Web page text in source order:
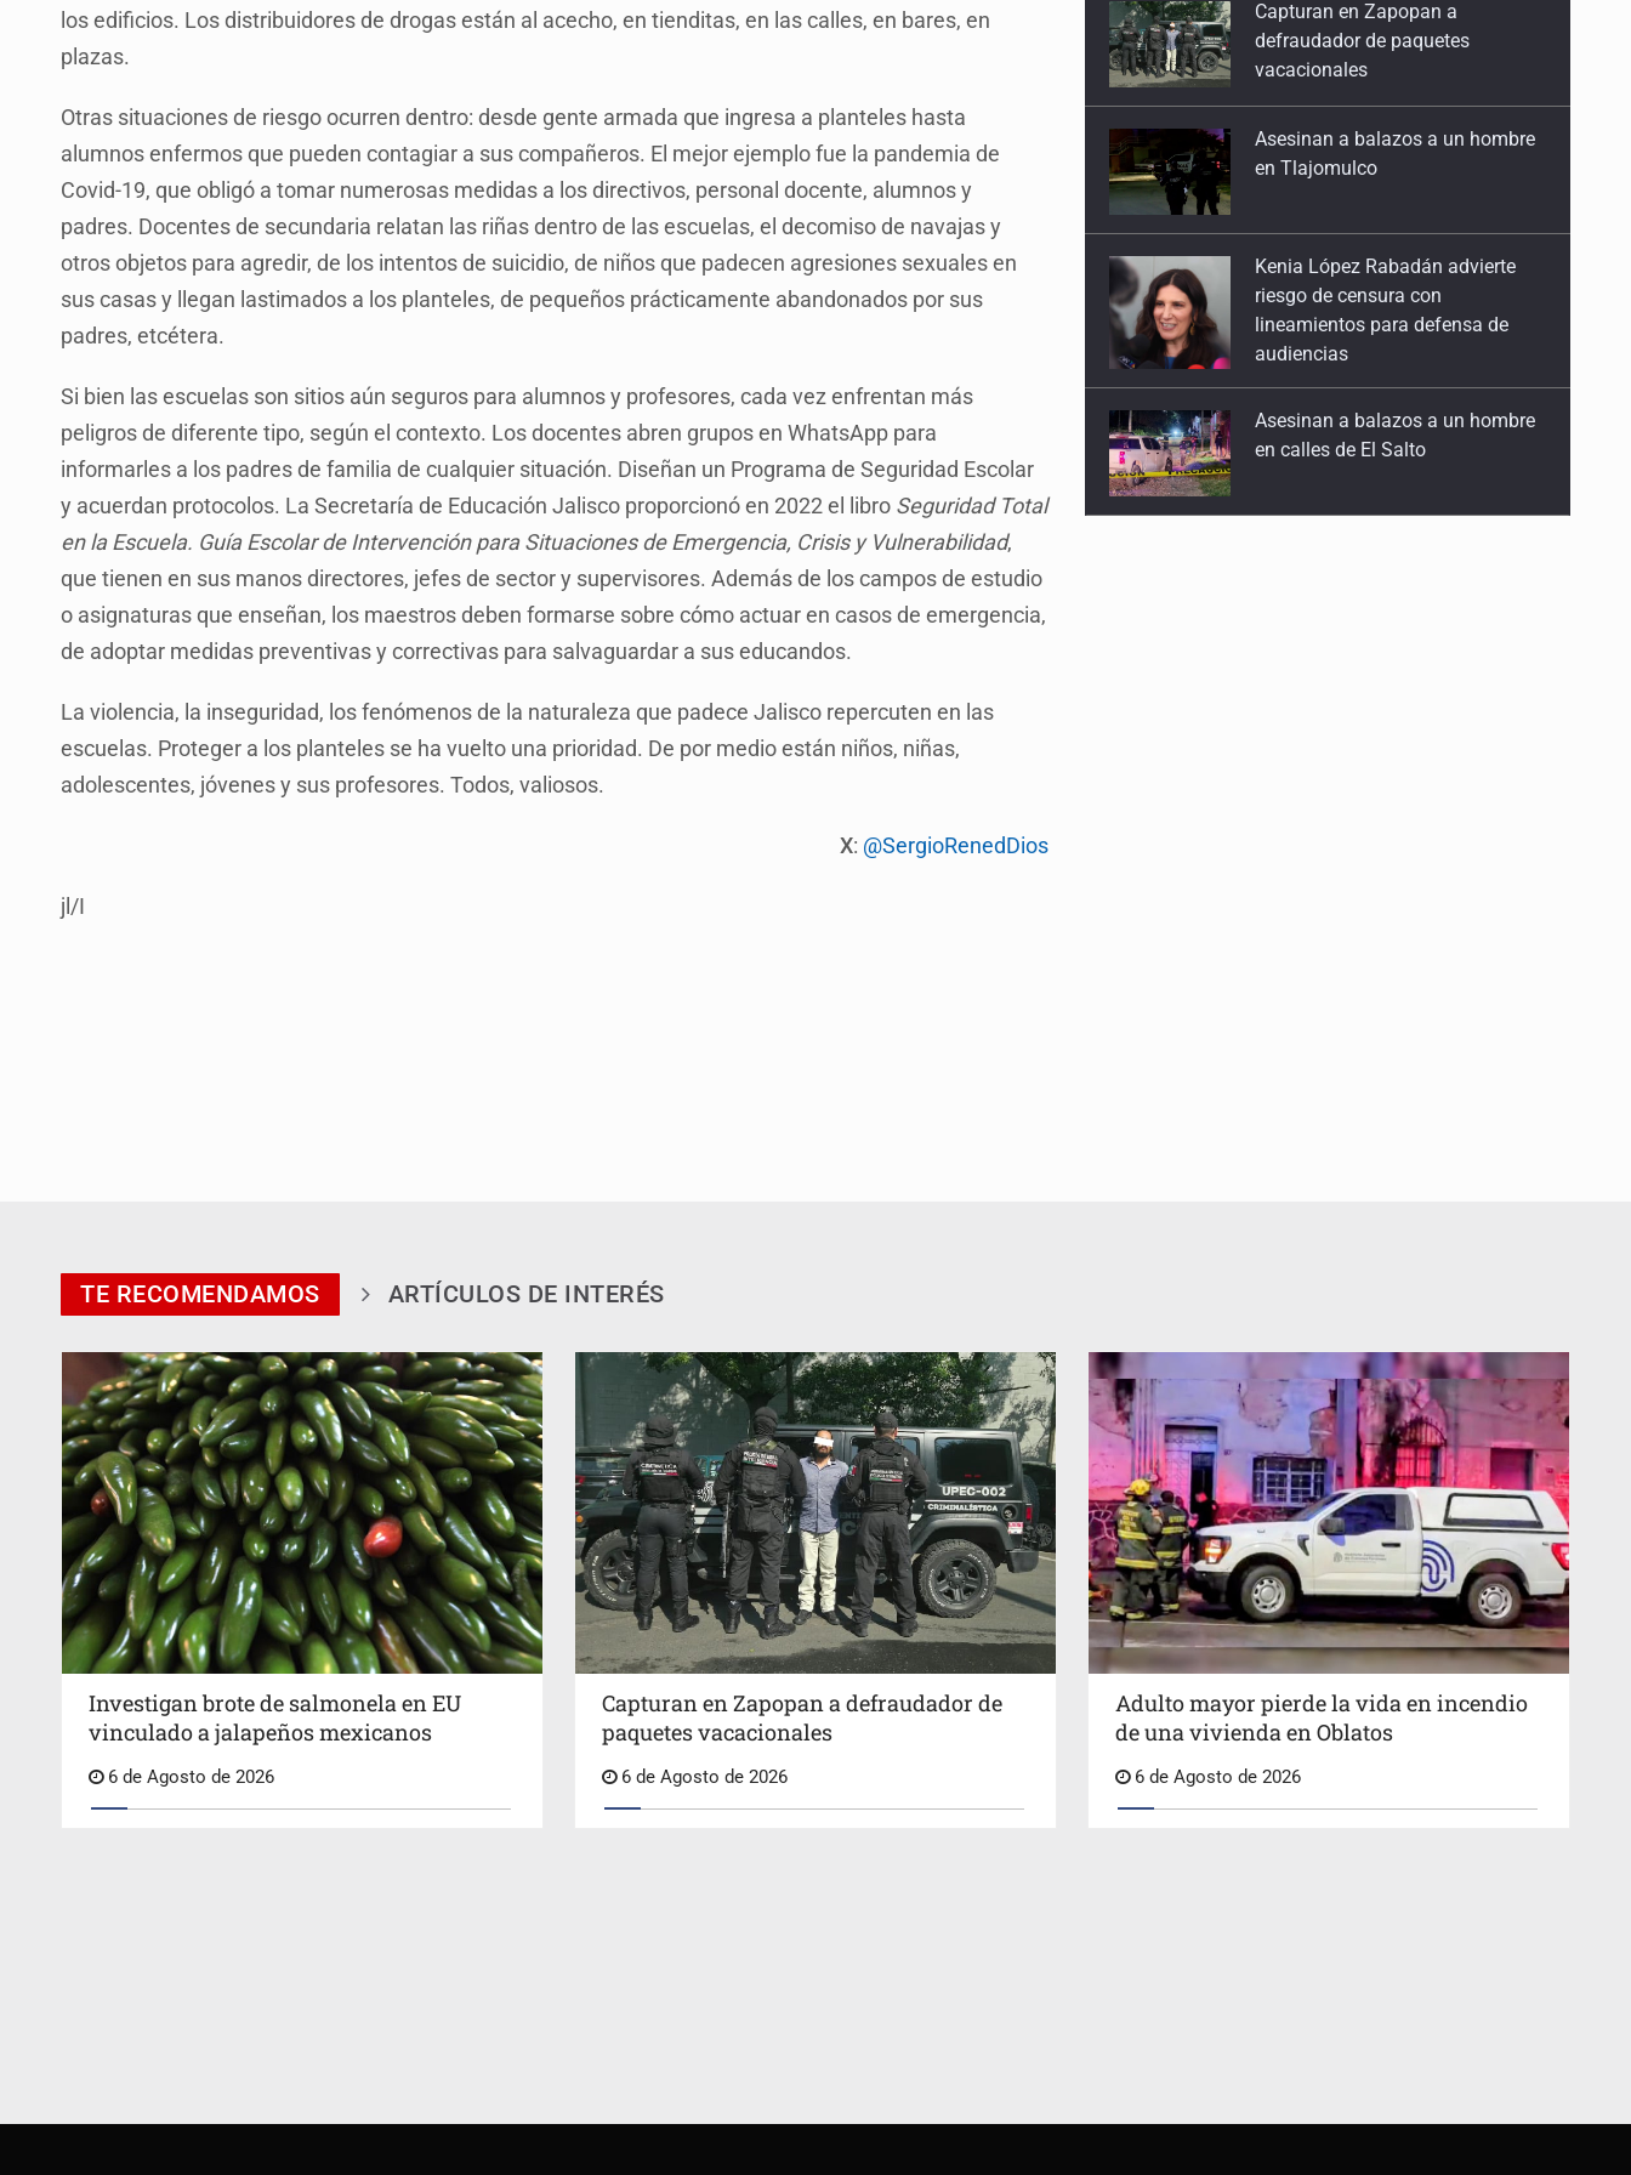
los edificios. Los distribuidores de drogas están al acecho, en tienditas, en las calles, en bares, en
plazas.
Otras situaciones de riesgo ocurren dentro: desde gente armada que ingresa a planteles hasta
alumnos enfermos que pueden contagiar a sus compañeros. El mejor ejemplo fue la pandemia de
Covid-19, que obligó a tomar numerosas medidas a los directivos, personal docente, alumnos y
padres. Docentes de secundaria relatan las riñas dentro de las escuelas, el decomiso de navajas y
otros objetos para agredir, de los intentos de suicidio, de niños que padecen agresiones sexuales en
sus casas y llegan lastimados a los planteles, de pequeños prácticamente abandonados por sus
padres, etcétera.
Si bien las escuelas son sitios aún seguros para alumnos y profesores, cada vez enfrentan más
peligros de diferente tipo, según el contexto. Los docentes abren grupos en WhatsApp para
informarles a los padres de familia de cualquier situación. Diseñan un Programa de Seguridad Escolar
y acuerdan protocolos. La Secretaría de Educación Jalisco proporcionó en 2022 el libro Seguridad Total
en la Escuela. Guía Escolar de Intervención para Situaciones de Emergencia, Crisis y Vulnerabilidad,
que tienen en sus manos directores, jefes de sector y supervisores. Además de los campos de estudio
o asignaturas que enseñan, los maestros deben formarse sobre cómo actuar en casos de emergencia,
de adoptar medidas preventivas y correctivas para salvaguardar a sus educandos.
La violencia, la inseguridad, los fenómenos de la naturaleza que padece Jalisco repercuten en las
escuelas. Proteger a los planteles se ha vuelto una prioridad. De por medio están niños, niñas,
adolescentes, jóvenes y sus profesores. Todos, valiosos.
X: @SergioRenedDios
jl/I
22 de Abril de 2026
Rancho Izaguirre: la tierra sigue hablando
15 de Abril de 2026
El Siapa no cumple ni con su ley
Un Mundial con desafíos en Jalisco
18 de Marzo de 2026
Reclutados y desaparecidos, carne de cañón
11 de Marzo de 2026
El santo de los sicarios mexicanos
4 de Marzo de 2026
Asesinan a balazos a un hombre
en Tlajomulco
Kenia López Rabadán advierte
riesgo de censura con
Asesinan a balazos a un hombre
en calles de El Salto
Adulto mayor pierde la vida en
incendio de una vivienda en
TE RECOMENDAMOS ARTÍCULOS DE INTERÉS
Investigan brote de salmonela en EU
vinculado a jalapeños mexicanos
6 de Agosto de 2026
Capturan en Zapopan a defraudador de
paquetes vacacionales
6 de Agosto de 2026
Adulto mayor pierde la vida en incendio
de una vivienda en Oblatos
6 de Agosto de 2026